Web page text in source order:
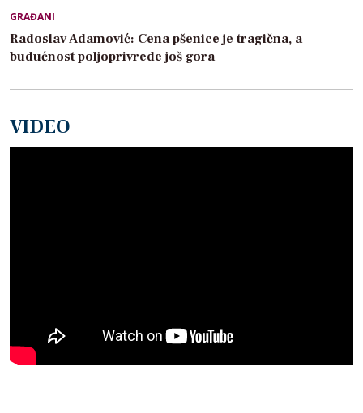
GRAĐANI
Radoslav Adamović: Cena pšenice je tragična, a
budućnost poljoprivrede još gora
VIDEO